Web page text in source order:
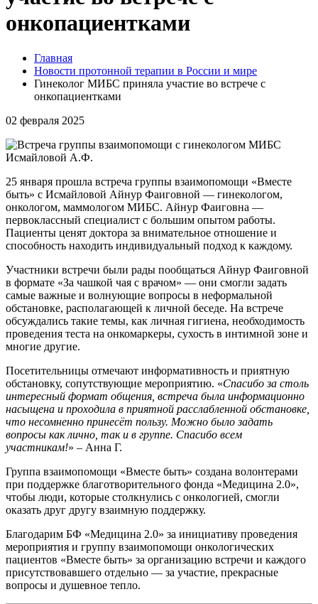
онкопациентками
Главная
Новости протонной терапии в России и мире
Гинеколог МИБС приняла участие во встрече с
онкопациентками
02 февраля 2025
25 января прошла встреча группы взаимопомощи «Вместе
быть» с Исмайловой Айнур Фаиговной — гинекологом,
онкологом, маммологом МИБС. Айнур Фаиговна —
первоклассный специалист с большим опытом работы.
Пациенты ценят доктора за внимательное отношение и
способность находить индивидуальный подход к каждому.
Участники встречи были рады пообщаться Айнур Фаиговной
в формате «За чашкой чая с врачом» — они смогли задать
самые важные и волнующие вопросы в неформальной
обстановке, располагающей к личной беседе. На встрече
обсуждались такие темы, как личная гигиена, необходимость
проведения теста на онкомаркеры, сухость в интимной зоне и
многие другие.
Посетительницы отмечают информативность и приятную
обстановку, сопутствующие мероприятию. «Спасибо за столь
интересный формат общения, встреча была информационно
насыщена и проходила в приятной расслабленной обстановке,
что несомненно принесёт пользу. Можно было задать
вопросы как лично, так и в группе. Спасибо всем
участникам!» – Анна Г.
Группа взаимопомощи «Вместе быть» создана волонтерами
при поддержке благотворительного фонда «Медицина 2.0»,
чтобы люди, которые столкнулись с онкологией, смогли
оказать друг другу взаимную поддержку.
Благодарим БФ «Медицина 2.0» за инициативу проведения
мероприятия и группу взаимопомощи онкологических
пациентов «Вместе быть» за организацию встречи и каждого
присутствовавшего отдельно — за участие, прекрасные
вопросы и душевное тепло.